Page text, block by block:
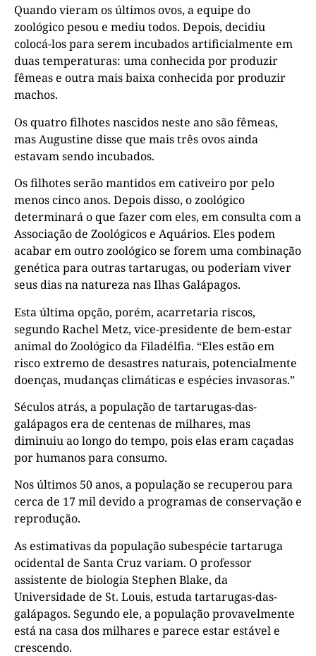
Quando vieram os últimos ovos, a equipe do
zoológico pesou e mediu todos. Depois, decidiu
colocá-los para serem incubados artificialmente em
duas temperaturas: uma conhecida por produzir
fêmeas e outra mais baixa conhecida por produzir
machos.
Os quatro filhotes nascidos neste ano são fêmeas,
mas Augustine disse que mais três ovos ainda
estavam sendo incubados.
Os filhotes serão mantidos em cativeiro por pelo
menos cinco anos. Depois disso, o zoológico
determinará o que fazer com eles, em consulta com a
Associação de Zoológicos e Aquários. Eles podem
acabar em outro zoológico se forem uma combinação
genética para outras tartarugas, ou poderiam viver
seus dias na natureza nas Ilhas Galápagos.
Esta última opção, porém, acarretaria riscos,
segundo Rachel Metz, vice-presidente de bem-estar
animal do Zoológico da Filadélfia. “Eles estão em
risco extremo de desastres naturais, potencialmente
doenças, mudanças climáticas e espécies invasoras.”
Séculos atrás, a população de tartarugas-das-
galápagos era de centenas de milhares, mas
diminuiu ao longo do tempo, pois elas eram caçadas
por humanos para consumo.
Nos últimos 50 anos, a população se recuperou para
cerca de 17 mil devido a programas de conservação e
reprodução.
As estimativas da população subespécie tartaruga
ocidental de Santa Cruz variam. O professor
assistente de biologia Stephen Blake, da
Universidade de St. Louis, estuda tartarugas-das-
galápagos. Segundo ele, a população provavelmente
está na casa dos milhares e parece estar estável e
crescendo.